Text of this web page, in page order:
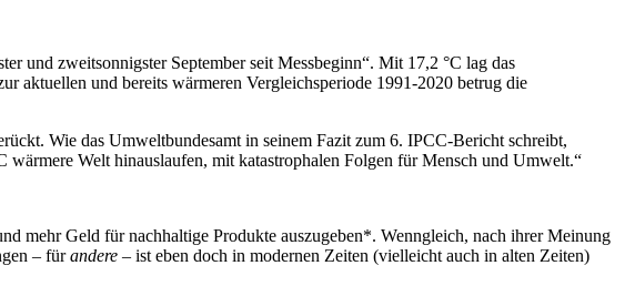
und zweitsonnigster September seit Messbeginn“. Mit 17,2 °C lag das
aktuellen und bereits wärmeren Vergleichsperiode 1991-2020 betrug die
Wie das Umweltbundesamt in seinem Fazit zum 6. IPCC-Bericht schreibt,
wärmere Welt hinauslaufen, mit katastrophalen Folgen für Mensch und Umwelt.“
mehr Geld für nachhaltige Produkte auszugeben*. Wenngleich, nach ihrer Meinung
– fürandere – ist eben doch in modernen Zeiten (vielleicht auch in alten Zeiten)